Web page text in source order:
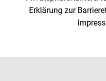
Erklärung zur